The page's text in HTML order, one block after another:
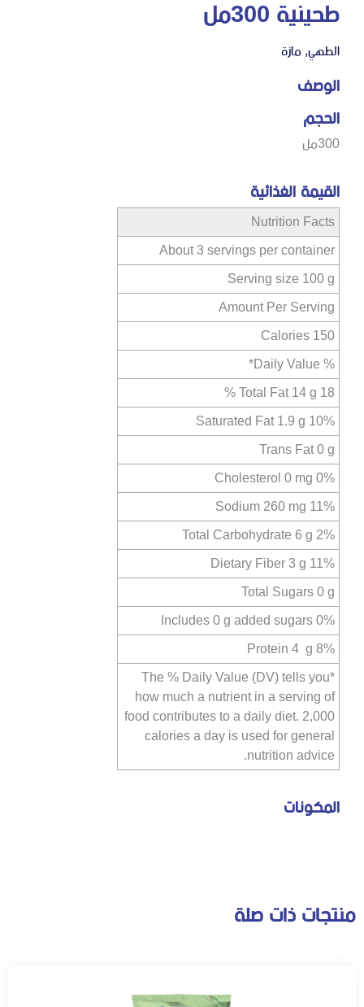
طحينية 300مل
الطهي, مازة
الوصف
الحجم
300مل
القيمة الغذائية
Nutrition Facts
About 3 servings per container
Serving size 100 g
Amount Per Serving
Calories 150
% Daily Value*
Total Fat 14 g 18 %
Saturated Fat 1.9 g 10%
Trans Fat 0 g
Cholesterol 0 mg 0%
Sodium 260 mg 11%
Total Carbohydrate 6 g 2%
Dietary Fiber 3 g 11%
Total Sugars 0 g
Includes 0 g added sugars 0%
Protein 4 g 8%
*The % Daily Value (DV) tells you
how much a nutrient in a serving of
food contributes to a daily diet. 2,000
calories a day is used for general
nutrition advice.
المكونات
منتجات ذات صلة